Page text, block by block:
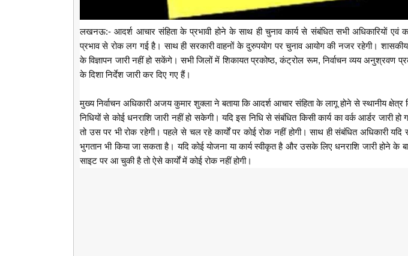
लखनऊ:- आदर्श आचार संहिता के प्रभावी होने के साथ ही चुनाव कार्य से संबंधित सभी अधिकारियों एवं
प्रभाव से रोक लग गई है। साथ ही सरकारी वाहनों के दुरुपयोग पर चुनाव आयोग की नजर रहेगी।
के विज्ञापन जारी नहीं हो सकेंगे। सभी जिलों में शिकायत प्रकोष्ठ, कंट्रोल रूम, निर्वाचन व्यय अनुश्रवण
के दिशा निर्देश जारी कर दिए गए हैं।
मुख्य निर्वाचन अधिकारी अजय कुमार शुक्ला ने बताया कि आदर्श आचार संहिता के लागू होने से स्थानीय क्षेत्र
निधियों से कोई धनराशि जारी नहीं हो सकेगी। यदि इस निधि से संबंधित किसी कार्य का वर्क आर्डर जारी
तो उस पर भी रोक रहेगी। पहले से चल रहे कार्यों पर कोई रोक नहीं होगी। साथ ही संबंधित अधिकारी यदि
भुगतान भी किया जा सकता है। यदि कोई योजना या कार्य स्वीकृत है और उसके लिए धनराशि जारी होने के
साइट पर आ चुकी है तो ऐसे कार्यों में कोई रोक नहीं होगी।